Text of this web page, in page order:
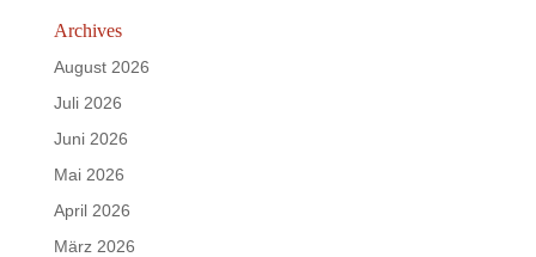
Archives
August 2026
Juli 2026
Juni 2026
Mai 2026
April 2026
März 2026